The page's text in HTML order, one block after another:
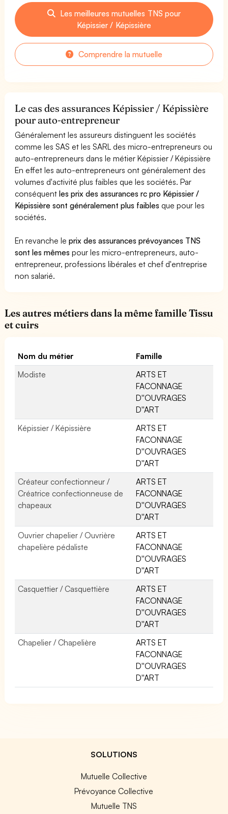
Les meilleures mutuelles TNS pour
Képissier / Képissière
Comprendre la mutuelle
Le cas des assurances Képissier / Képissière
pour auto-entrepreneur
Généralement les assureurs distinguent les sociétés
comme les SAS et les SARL des micro-entrepreneurs ou
auto-entrepreneurs dans le métier Képissier / Képissière
En effet les auto-entrepreneurs ont généralement des
volumes d'activité plus faibles que les sociétés. Par
conséquentles prix des assurances rc pro Képissier /
Képissière sont généralement plus faibles que pour les
sociétés.
En revanche leprix des assurances prévoyances TNS
sont les mêmes pour les micro-entrepreneurs, auto-
entrepreneur, professions libérales et chef d'entreprise
non salarié.
Les autres métiers dans la même famille Tissu
et cuirs
Nom du métier
Famille
Modiste
ARTS ET
FACONNAGE
D''OUVRAGES
D''ART
Képissier / Képissière
ARTS ET
FACONNAGE
D''OUVRAGES
D''ART
Créateur confectionneur /
Créatrice confectionneuse de
chapeaux
ARTS ET
FACONNAGE
D''OUVRAGES
D''ART
Ouvrier chapelier / Ouvrière
chapelière pédaliste
ARTS ET
FACONNAGE
D''OUVRAGES
D''ART
Casquettier / Casquettière
ARTS ET
FACONNAGE
D''OUVRAGES
D''ART
Chapelier / Chapelière
ARTS ET
FACONNAGE
D''OUVRAGES
D''ART
SOLUTIONS
Mutuelle Collective
Prévoyance Collective
Mutuelle TNS